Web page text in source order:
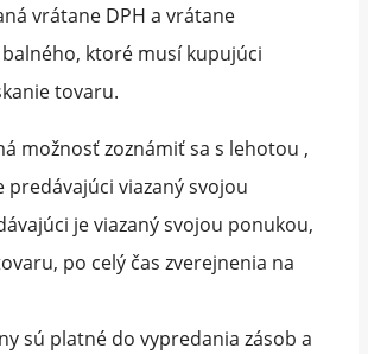
vrátane DPH a vrátane
ktoré musí kupujúci
tovaru.
možnosť zoznámiť sa s lehotou ,
predávajúci viazaný svojou
je viazaný svojou ponukou,
po celý čas zverejnenia na
sú platné do vypredania zásob a